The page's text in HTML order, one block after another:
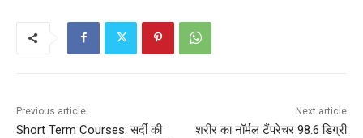
Previous article
Short Term Courses: सर्दी की
Next article
शरीर का नॉर्मल टैंपरेचर 98.6 डिग्री